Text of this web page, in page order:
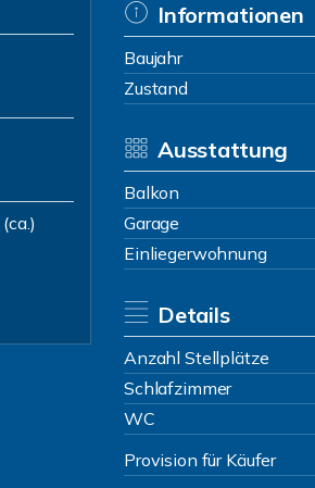
(ca.)
Informationen
Baujahr
Zustand
Ausstattung
Balkon
Garage
Einliegerwohnung
Details
Anzahl Stellplätze
Schlafzimmer
WC
Provision für Käufer